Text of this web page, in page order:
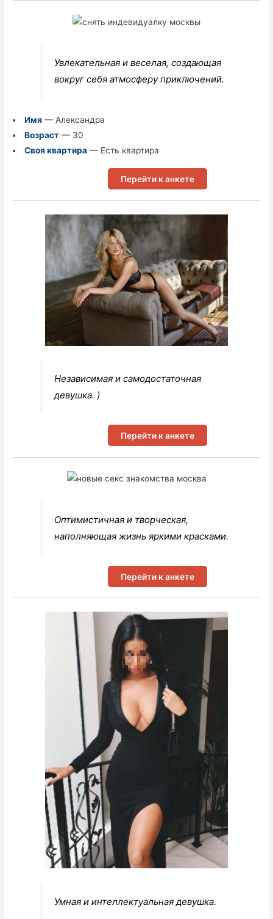
Увлекательная и веселая, создающая
вокруг себя атмосферу приключений.
Имя— Александра
Возраст— 30
Своя квартира— Есть квартира
Перейти к анкете
Независимая и самодостаточная
девушка. )
Перейти к анкете
Оптимистичная и творческая,
наполняющая жизнь яркими красками.
Перейти к анкете
Умная и интеллектуальная девушка.